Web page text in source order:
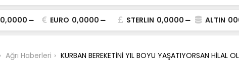
0,0000 EURO 0,0000 STERLIN 0,0000 ALTIN
Ağrı Haberleri KURBAN BEREKETİNİ YIL BOYU YAŞATIYORSAN HİLAL